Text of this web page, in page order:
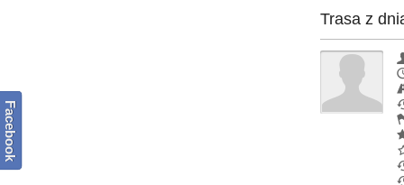
Trasa z
Facebook